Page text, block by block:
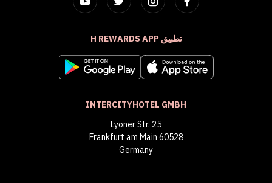
تطبيق H REWARDS APP
INTERCITYHOTEL GMBH
Lyoner Str. 25
60528 Frankfurt am Main
Germany